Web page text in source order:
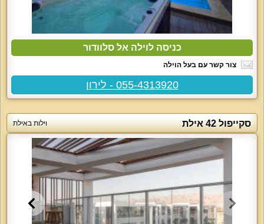
כניסה לוילה אל סלוודור
צור קשר עם בעל הוילה
055-4313920 - לירון
סקייפול 42 אילת וילות באילת